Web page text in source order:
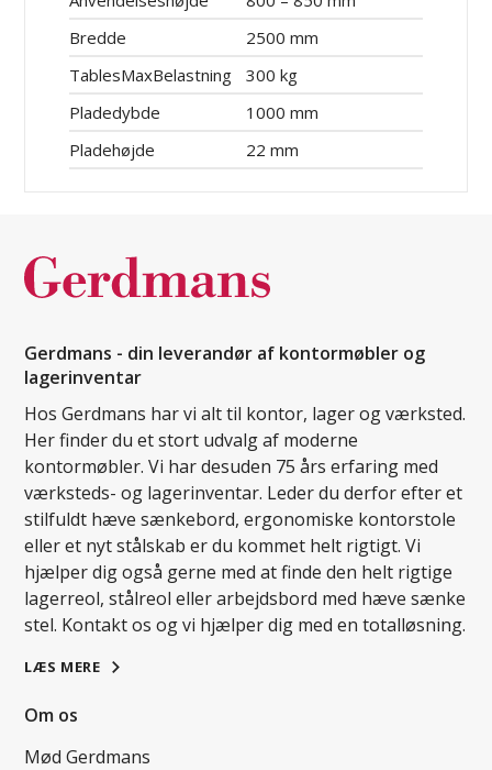
Bredde
2500 mm
TablesMaxBelastning
300 kg
Pladedybde
1000 mm
Pladehøjde
22 mm
Gerdmans - din leverandør af kontormøbler og
lagerinventar
Hos Gerdmans har vi alt til kontor, lager og værksted.
Her finder du et stort udvalg af moderne
kontormøbler. Vi har desuden 75 års erfaring med
værksteds- og lagerinventar. Leder du derfor efter et
stilfuldt hæve sænkebord, ergonomiske kontorstole
eller et nyt stålskab er du kommet helt rigtigt. Vi
hjælper dig også gerne med at finde den helt rigtige
lagerreol, stålreol eller arbejdsbord med hæve sænke
stel. Kontakt os og vi hjælper dig med en totalløsning.
LÆS MERE
Om os
Mød Gerdmans